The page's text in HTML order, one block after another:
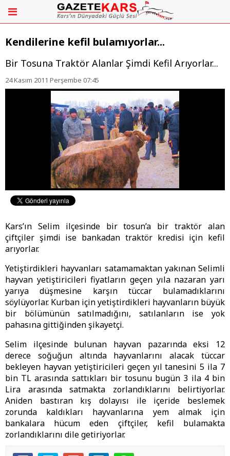
Kendilerine kefil bulamıyorlar...
Bir Tosuna Traktör Alanlar Şimdi Kefil Arıyorlar...
24 Kasım 2011 Perşembe 07:45
Kars’ın Selim ilçesinde bir tosun’a bir traktör alan
çiftçiler şimdi ise bankadan traktör kredisi için kefil
arıyorlar.
Yetiştirdikleri hayvanları satamamaktan yakınan Selimli
hayvan yetiştiricileri fiyatların geçen yıla nazaran yarı
yarıya düşmesine karşın tüccar bulamadıklarını
söylüyorlar. Kurban için yetiştirdikleri hayvanların büyük
bir bölümünün satılmadığını, satılanların ise yok
pahasına gittiğinden şikayetçi.
Selim ilçesinde bulunan hayvan pazarında eksi 12
derece soğuğun altında hayvanlarını alacak tüccar
bekleyen hayvan yetiştiricileri geçen yıl tanesini 5 ila 7
bin TL arasında sattıkları bir tosunu bugün 3 ila 4 bin
Lira arasında satmakta zorlandıklarını belirtiyorlar.
Aniden bastıran kış dolayısı ile içeride beslemek
zorunda kaldıkları hayvanlarına yem almak için
bankalara hücum eden çiftçiler, kefil bulamakta
zorlandıklarını dile getiriyorlar.